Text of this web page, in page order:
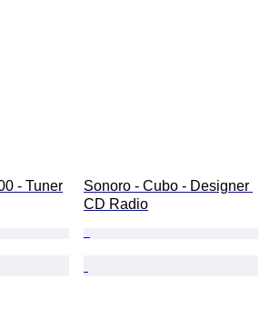
- Tuner
Sonoro - Cubo - Designer
CD Radio